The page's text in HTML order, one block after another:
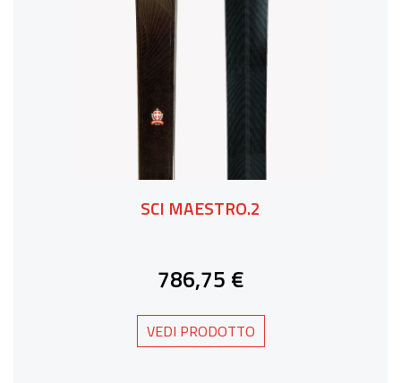
SCI MAESTRO.2
786,75 €
VEDI PRODOTTO